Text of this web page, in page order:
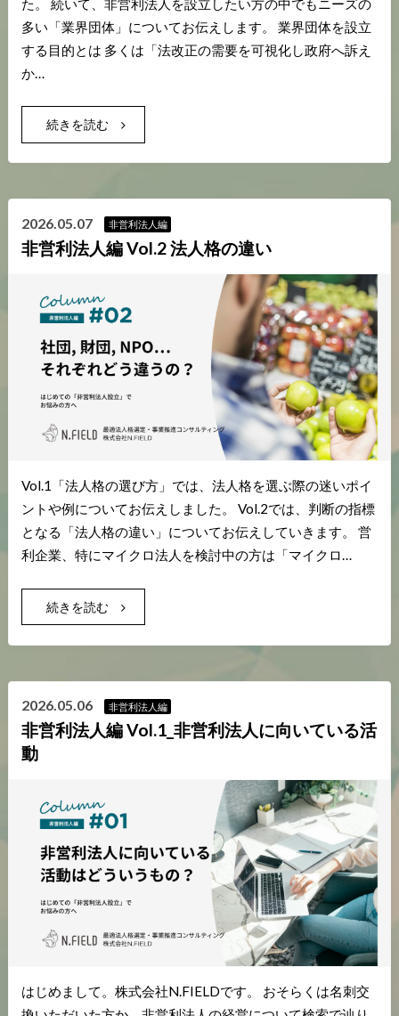
た。 続いて、非営利法人を設立したい方の中でもニーズの
多い「業界団体」についてお伝えします。 業界団体を設立
する目的とは 多くは「法改正の需要を可視化し政府へ訴え
か…
続きを読む
2026.05.07 非営利法人編
非営利法人編 Vol.2 法人格の違い
Vol.1「法人格の選び方」では、法人格を選ぶ際の迷いポイ
ントや例についてお伝えしました。 Vol.2では、判断の指標
となる「法人格の違い」についてお伝えしていきます。 営
利企業、特にマイクロ法人を検討中の方は「マイクロ…
続きを読む
2026.05.06 非営利法人編
非営利法人編 Vol.1_非営利法人に向いている活
動
はじめまして。株式会社N.FIELDです。 おそらくは名刺交